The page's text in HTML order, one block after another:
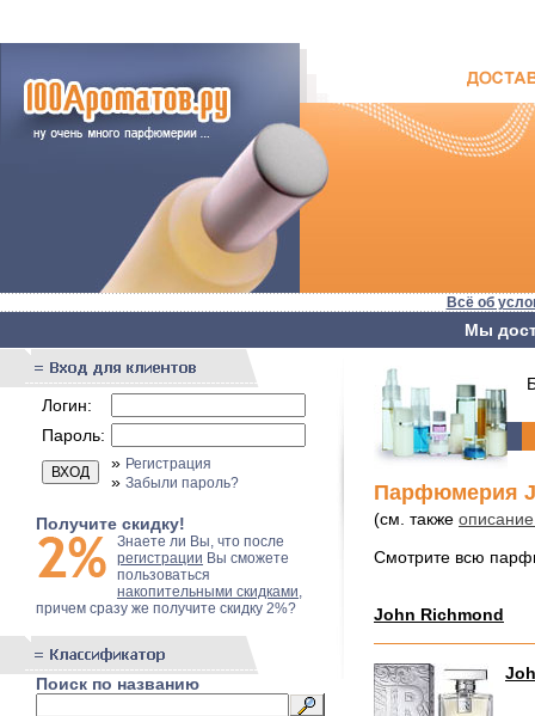
Всё об
Мы
Логин:
Пароль:
» Регистрация
» Забыли пароль?
Получите скидку!
Знаете ли Вы, что после
регистрации Вы сможете
пользоваться
накопительными скидками,
причем сразу же получите скидку 2%?
Поиск по названию
Парфюмерия
(см. также
Смотрите всю
John Richmond